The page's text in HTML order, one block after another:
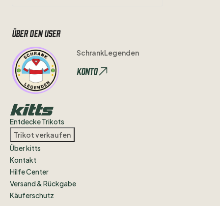
Über den user
SchrankLegenden
Konto
Entdecke Trikots
Trikot verkaufen
Über kitts
Kontakt
Hilfe Center
Versand & Rückgabe
Käuferschutz